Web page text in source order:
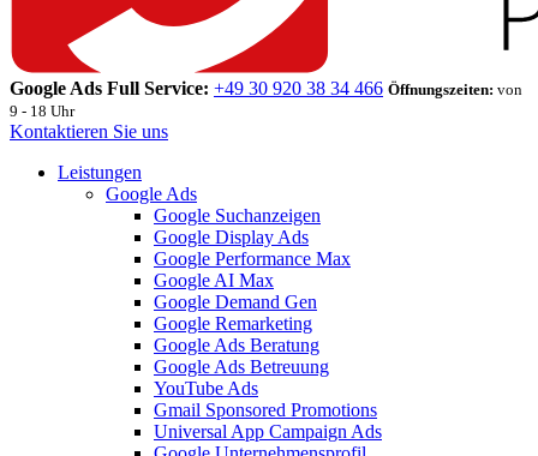
Google Ads Full Service: +49 30 920 38 34 466 Öffnungszeiten: von
9 - 18 Uhr
Kontaktieren Sie uns
Leistungen
Google Ads
Google Suchanzeigen
Google Display Ads
Google Performance Max
Google AI Max
Google Demand Gen
Google Remarketing
Google Ads Beratung
Google Ads Betreuung
YouTube Ads
Gmail Sponsored Promotions
Universal App Campaign Ads